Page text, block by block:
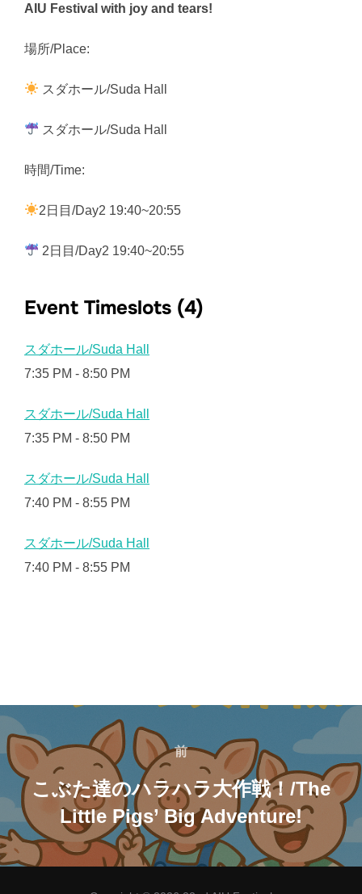
AIU Festival with joy and tears!
場所/Place:
スダホール/Suda Hall
スダホール/Suda Hall
時間/Time:
2日目/Day2 19:40~20:55
2日目/Day2 19:40~20:55
Event Timeslots (4)
スダホール/Suda Hall
7:35 PM - 8:50 PM
スダホール/Suda Hall
7:35 PM - 8:50 PM
スダホール/Suda Hall
7:40 PM - 8:55 PM
スダホール/Suda Hall
7:40 PM - 8:55 PM
投
稿
ナ
ビ
ゲ
前
前
こぶた達のハラハラ大作戦！/The
Little Pigs’ Big Adventure!